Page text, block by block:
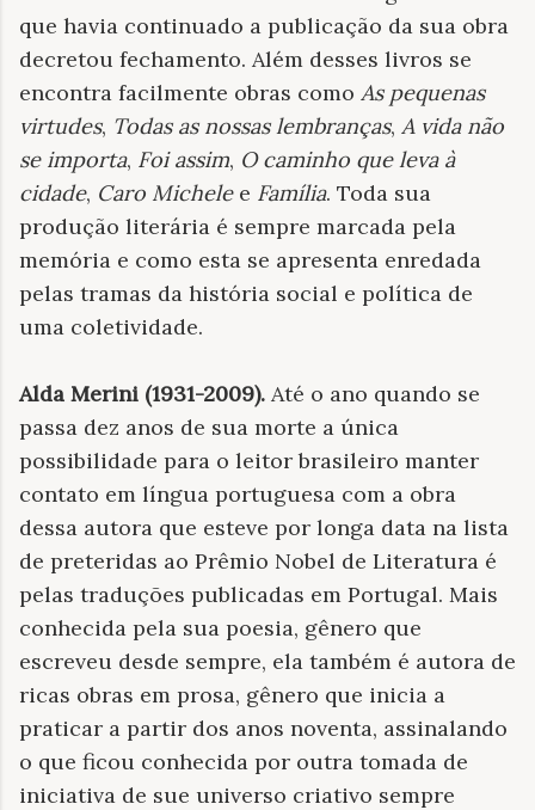
que havia continuado a publicação da sua obra
decretou fechamento. Além desses livros se
encontra facilmente obras como As pequenas
virtudes, Todas as nossas lembranças, A vida não
se importa, Foi assim, O caminho que leva à
cidade, Caro Michele e Família. Toda sua
produção literária é sempre marcada pela
memória e como esta se apresenta enredada
pelas tramas da história social e política de
uma coletividade.
Alda Merini (1931-2009). Até o ano quando se
passa dez anos de sua morte a única
possibilidade para o leitor brasileiro manter
contato em língua portuguesa com a obra
dessa autora que esteve por longa data na lista
de preteridas ao Prêmio Nobel de Literatura é
pelas traduções publicadas em Portugal. Mais
conhecida pela sua poesia, gênero que
escreveu desde sempre, ela também é autora de
ricas obras em prosa, gênero que inicia a
praticar a partir dos anos noventa, assinalando
o que ficou conhecida por outra tomada de
iniciativa de sue universo criativo sempre